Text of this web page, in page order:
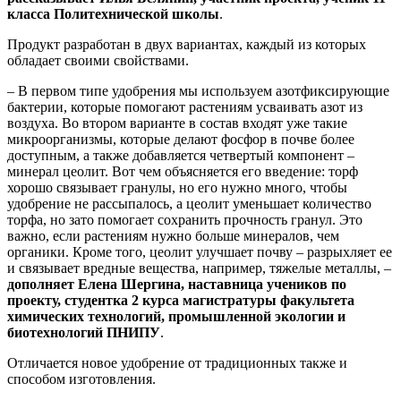
класса Политехнической школы.
Продукт разработан в двух вариантах, каждый из которых
обладает своими свойствами.
– В первом типе удобрения мы используем азотфиксирующие
бактерии, которые помогают растениям усваивать азот из
воздуха. Во втором варианте в состав входят уже такие
микроорганизмы, которые делают фосфор в почве более
доступным, а также добавляется четвертый компонент –
минерал цеолит. Вот чем объясняется его введение: торф
хорошо связывает гранулы, но его нужно много, чтобы
удобрение не рассыпалось, а цеолит уменьшает количество
торфа, но зато помогает сохранить прочность гранул. Это
важно, если растениям нужно больше минералов, чем
органики. Кроме того, цеолит улучшает почву – разрыхляет ее
и связывает вредные вещества, например, тяжелые металлы, –
дополняет Елена Шергина, наставница учеников по
проекту, студентка 2 курса магистратуры факультета
химических технологий, промышленной экологии и
биотехнологий ПНИПУ.
Отличается новое удобрение от традиционных также и
способом изготовления.